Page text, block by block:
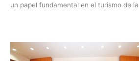
un papel fundamental en el turismo de